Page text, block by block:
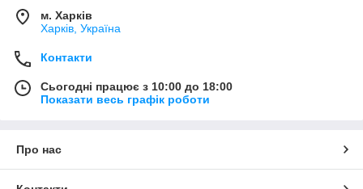
м. Харків
Харків, Україна
Контакти
Сьогодні працює з 10:00 до 18:00
Показати весь графік роботи
Про нас